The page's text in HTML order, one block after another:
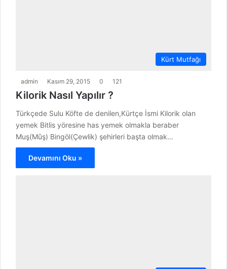
Kürt Mutfağı
admin Kasım 29, 2015 0 121
Kilorik Nasıl Yapılır ?
Türkçede Sulu Köfte de denilen,Kürtçe İsmi Kilorik olan
yemek Bitlis yöresine has yemek olmakla beraber
Muş(Mûş) Bingöl(Çewlik) şehirleri başta olmak…
Devamını Oku »